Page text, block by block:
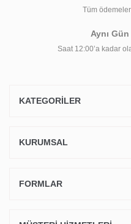
Tüm
Aynı
Saat 12:00’a kadar
KATEGORİLER
KURUMSAL
FORMLAR